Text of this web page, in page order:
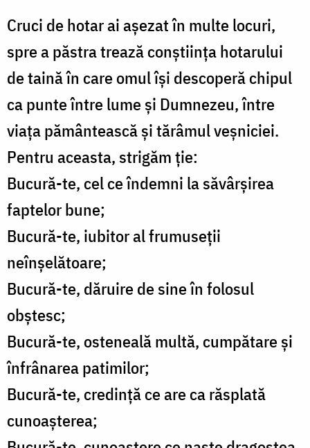
Cruci de hotar ai aşezat în multe locuri,
spre a păstra trează conştiinţa hotarului
de taină în care omul îşi descoperă chipul
ca punte între lume şi Dumnezeu, între
viaţa pământească şi tărâmul veşniciei.
Pentru aceasta, strigăm ţie:
Bucură-te, cel ce îndemni la săvârşirea
faptelor bune;
Bucură-te, iubitor al frumuseţii
neînşelătoare;
Bucură-te, dăruire de sine în folosul
obştesc;
Bucură-te, osteneală multă, cumpătare şi
înfrânarea patimilor;
Bucură-te, credinţă ce are ca răsplată
cunoaşterea;